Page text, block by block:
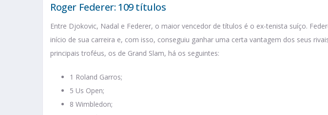
Roger Federer: 109 títulos
Entre Djokovic, Nadal e Federer, o maior vencedor de títulos é o ex-tenista suíço.
início de sua carreira e, com isso, conseguiu ganhar uma certa vantagem dos seus
principais troféus, os de Grand Slam, há os seguintes:
1 Roland Garros;
5 Us Open;
8 Wimbledon;